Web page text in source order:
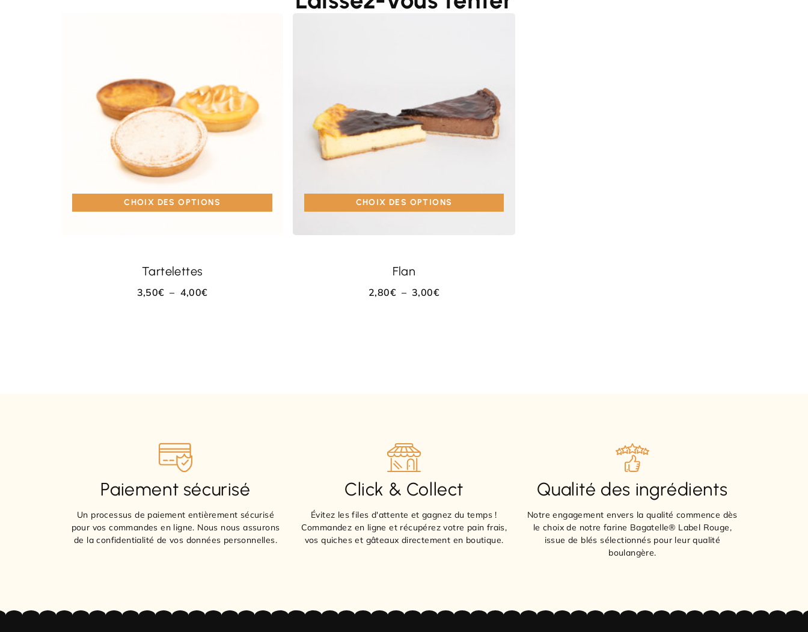
Tartelettes
3,50€ – 4,00€
CHOIX DES OPTIONS
Flan
2,80€ – 3,00€
CHOIX DES OPTIONS
Paiement sécurisé
Un processus de paiement entièrement sécurisé
pour vos commandes en ligne. Nous nous assurons
de la confidentialité de vos données personnelles.
Click & Collect
Évitez les files d'attente et gagnez du temps !
Commandez en ligne et récupérez votre pain frais,
vos quiches et gâteaux directement en boutique.
Qualité des ingrédients
Notre engagement envers la qualité commence dès
le choix de notre farine Bagatelle® Label Rouge,
issue de blés sélectionnés pour leur qualité
boulangère.